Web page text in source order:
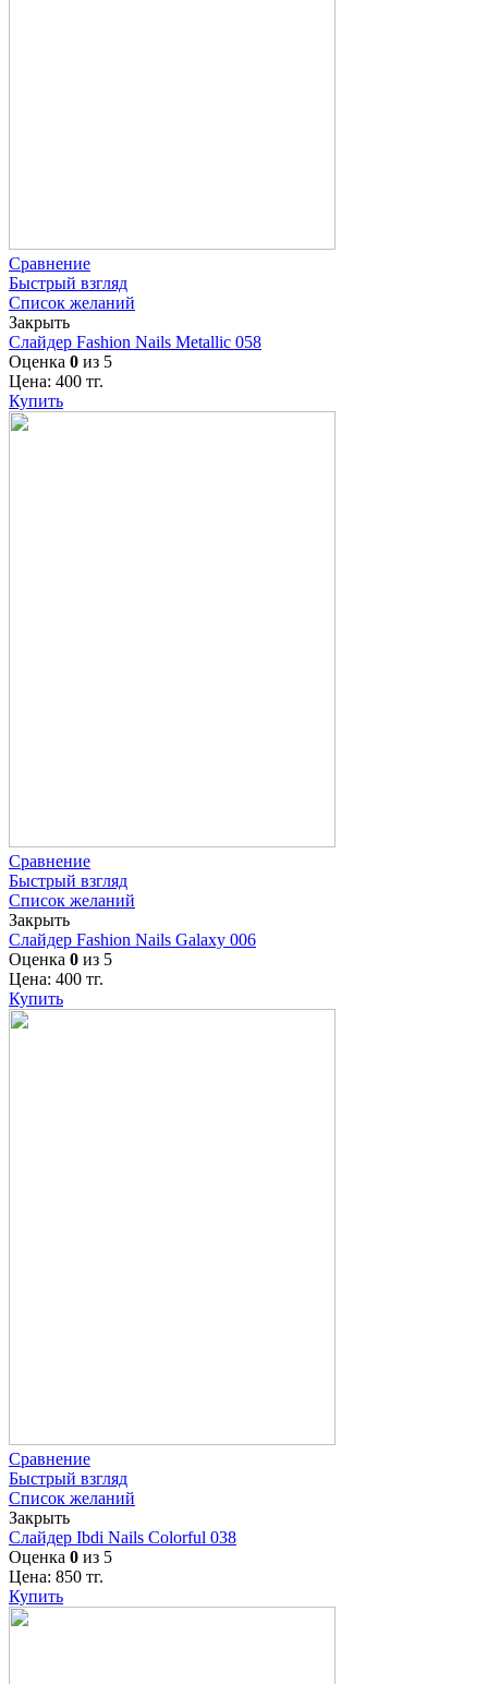
Сравнение
Быстрый взгляд
Список желаний
Закрыть
Слайдер Fashion Nails Metallic 058
Оценка 0 из 5
Цена: 400 тг.
Купить
Сравнение
Быстрый взгляд
Список желаний
Закрыть
Слайдер Fashion Nails Galaxy 006
Оценка 0 из 5
Цена: 400 тг.
Купить
Сравнение
Быстрый взгляд
Список желаний
Закрыть
Слайдер Ibdi Nails Colorful 038
Оценка 0 из 5
Цена: 850 тг.
Купить